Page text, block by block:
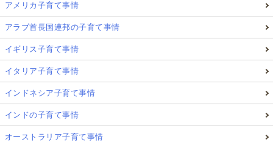
アメリカ子育て事情
アラブ首長国連邦の子育て事情
イギリス子育て事情
イタリア子育て事情
インドネシア子育て事情
インドの子育て事情
オーストラリア子育て事情